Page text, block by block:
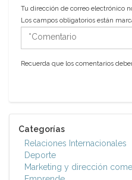
Tu dirección de correo electrónico
Los campos obligatorios están
*Comentario
Recuerda que los comentarios
Categorías
Relaciones Internacionales
Deporte
Marketing y dirección